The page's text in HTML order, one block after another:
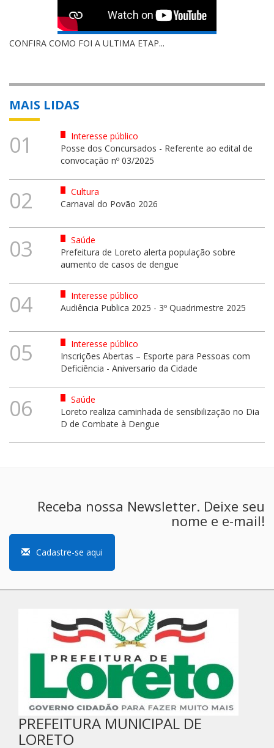
CONFIRA COMO FOI A ULTIMA ETAP...
MAIS LIDAS
01
Interesse público
Posse dos Concursados - Referente ao edital de
convocação nº 03/2025
02
Cultura
Carnaval do Povão 2026
03
Saúde
Prefeitura de Loreto alerta população sobre
aumento de casos de dengue
04
Interesse público
Audiência Publica 2025 - 3º Quadrimestre 2025
05
Interesse público
Inscrições Abertas – Esporte para Pessoas com
Deficiência - Aniversario da Cidade
06
Saúde
Loreto realiza caminhada de sensibilização no Dia
D de Combate à Dengue
Receba nossa Newsletter. Deixe seu
nome e e-mail!
Cadastre-se aqui
PREFEITURA MUNICIPAL DE
LORETO